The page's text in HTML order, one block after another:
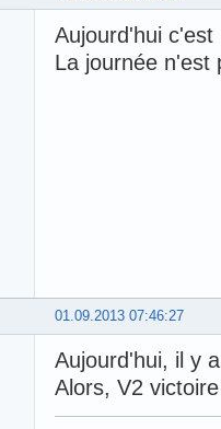
Aujourd'hui
La journée n'est
01.09.2013 07:46:27
Aujourd'hui, il y
Alors, V2